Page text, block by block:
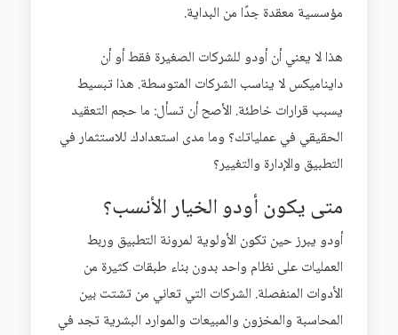
مؤسسية معقدة جدًا من البداية.
هذا لا يعني أن أودو للشركات الصغيرة فقط أو أن
دايناميكس لا يناسب الشركات المتوسطة. هذا تبسيط
يسبب قرارات خاطئة. الأصح أن تسأل: ما حجم التعقيد
الحقيقي في عملياتك؟ وما مدى استعدادك للاستثمار في
التطبيق والإدارة والتغيير؟
متى يكون أودو الخيار الأنسب؟
أودو يبرز حين تكون الأولوية لمرونة التطبيق وربط
العمليات على نظام واحد بدون بناء طبقات كثيرة من
الأدوات المنفصلة. الشركات التي تعاني من تشتت بين
المحاسبة والمخزون والمبيعات والموارد البشرية تجد في